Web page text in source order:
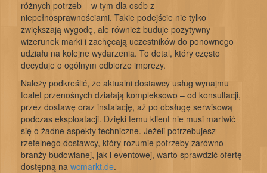
różnych potrzeb – w tym dla osób z
niepełnosprawnościami. Takie podejście nie tylko
zwiększają wygodę, ale również buduje pozytywny
wizerunek marki i zachęcają uczestników do ponownego
udziału na kolejne wydarzenia. To detal, który często
decyduje o ogólnym odbiorze imprezy.
Należy podkreślić, że aktualni dostawcy usług wynajmu
toalet przenośnych działają kompleksowo – od konsultacji,
przez dostawę oraz instalację, aż po obsługę serwisową
podczas eksploatacji. Dzięki temu klient nie musi martwić
się o żadne aspekty techniczne. Jeżeli potrzebujesz
rzetelnego dostawcy, który rozumie potrzeby zarówno
branży budowlanej, jak i eventowej, warto sprawdzić ofertę
dostępną na wcmarkt.de.